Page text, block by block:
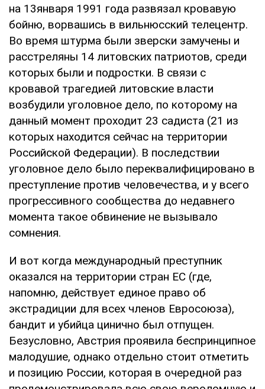
на 13января 1991 года развязал кровавую
бойню, ворвашись в вильнюсский телецентр.
Во время штурма были зверски замучены и
расстреляны 14 литовских патриотов, среди
которых были и подростки. В связи с
кровавой трагедией литовские власти
возбудили уголовное дело, по которому на
данный момент проходит 23 садиста (21 из
которых находится сейчас на территории
Российской Федерации). В последствии
уголовное дело было переквалифицировано в
преступление против человечества, и у всего
прогрессивного сообщества до недавнего
момента такое обвинение не вызывало
сомнения.
И вот когда международный преступник
оказался на территории стран ЕС (где,
напомню, действует единое право об
экстрадиции для всех членов Евросоюза),
бандит и убийца цинично был отпущен.
Безусловно, Австрия проявила беспринципное
малодушие, однако отдельно стоит отметить
и позицию России, которая в очередной раз